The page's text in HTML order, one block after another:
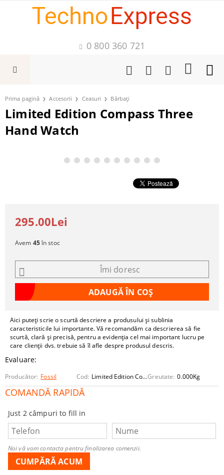
0 800 360 721
Prima pagină Accesorii Ceasuri Bărbați
Limited Edition Compass Three
Hand Watch
Aici puteți scrie o scurtă descriere a produsului și sublinia
caracteristicile lui importante. Vă recomandăm ca descrierea să fie
scurtă, clară și precisă, pentru a evidenția cel mai important lucru pe
care clienții dvs. trebuie să îl afle despre produsul descris.
Evaluare:
Producător: Fossil Cod: Limited Edition Compass_Three Hand WatchGreutate: 0.000Kg
COMANDĂ RAPIDĂ
Just 2 câmpuri to fill in
Noi vă vom contacta pentru finalizarea comenzii.
295.00Lei
Avem 45în stoc
Îmi doresc